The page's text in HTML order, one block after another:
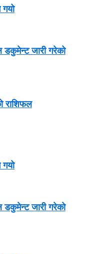
गयो
डकुमेन्ट जारी गरेको
राशिफल
गयो
डकुमेन्ट जारी गरेको